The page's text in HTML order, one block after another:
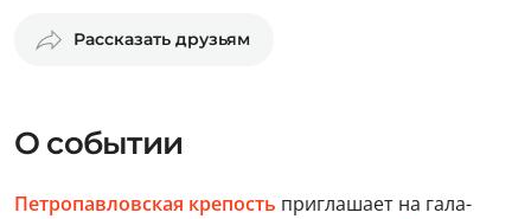
Рассказать друзьям
О событии
Петропавловская крепость приглашает на гала-